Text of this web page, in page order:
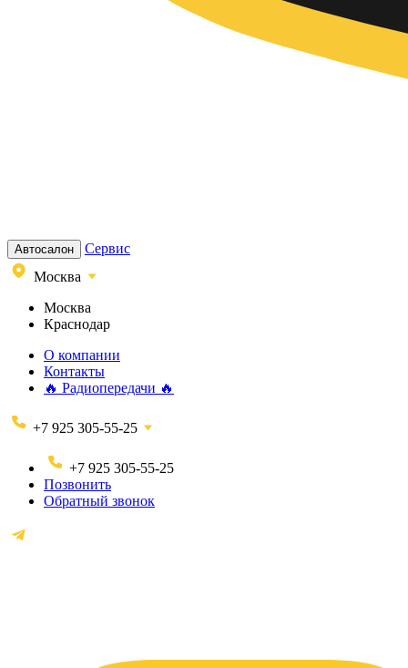
Автосалон
Сервис
Москва
Москва
Краснодар
О компании
Контакты
🔥 Радиопередачи 🔥
+7 925 305-55-25
+7 925 305-55-25
Позвонить
Обратный звонок